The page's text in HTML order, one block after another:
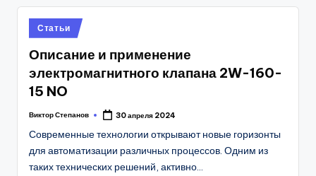
Posted
in
Статьи
Описание и применение
электромагнитного клапана 2W-160-
15 NO
Posted
Виктор Степанов 30 апреля 2024
Современные технологии открывают новые горизонты
для автоматизации различных процессов. Одним из
таких технических решений, активно…